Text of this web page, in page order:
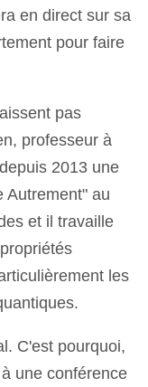
en direct sur sa
pour faire
pas
professeur à
2013 une
Autrement" au
et il travaille
les
C'est pourquoi,
une conférence